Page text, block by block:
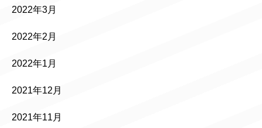
2022年3月
2022年2月
2022年1月
2021年12月
2021年11月